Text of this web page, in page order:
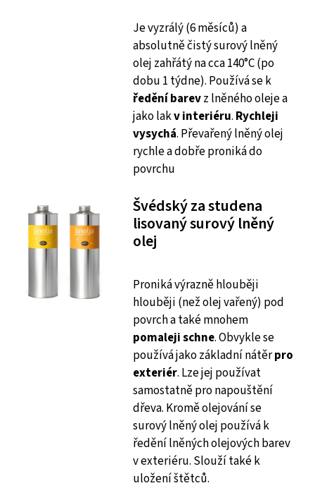
Je vyzrálý (6 měsíců) a
absolutně čistý surový lněný
olej zahřátý na cca 140°C (po
dobu 1 týdne). Používá se k
ředění barevz lněného oleje a
jako lakv interiéru. Rychleji
vysychá. Převařený lněný olej
rychle a dobře proniká do
povrchu
Švédský za studena
lisovaný surový lněný
olej
Proniká výrazně hlouběji
hlouběji (než olej vařený) pod
povrch a také mnohem
pomaleji schne. Obvykle se
používá jako základní nátěrpro
exteriér. Lze jej používat
samostatně pro napouštění
dřeva. Kromě olejování se
surový lněný olej používá k
ředění lněných olejových barev
v exteriéru. Slouží také k
uložení štětců.